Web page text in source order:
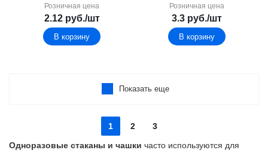
Розничная цена
2.12руб./шт
В корзину
Розничная цена
3.3 руб./шт
В корзину
Показать еще
1 2
3
Одноразовые стаканы и чашки часто используются для